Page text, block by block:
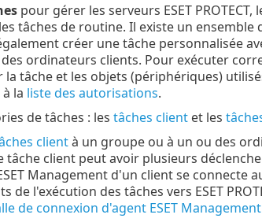
pour gérer les serveurs ESET
tâches de routine. Il existe un
créer une tâche personnalisée
ordinateurs clients. Pour exécuter
tâche et les objets (périphériques)
la liste des autorisations.
de tâches : les tâches clientet les
clientà un groupe ou à un ou des
tâche client peut avoir plusieurs
Management d'un client se connecte
de l'exécution des tâches vers ESET
de connexion d'agent ESET Management